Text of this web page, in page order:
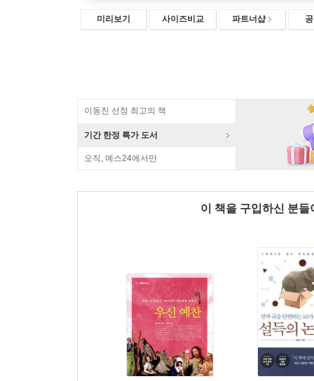
미리보기 사이즈비교 파트너샵
이동진 선정 최고의 책
기간 한정 특가 도서
오직, 예스24에서만
이 책을 구입하신 분